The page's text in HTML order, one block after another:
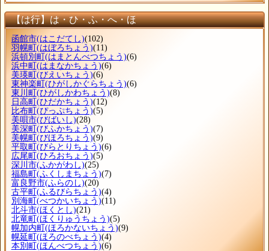
【は行】は・ひ・ふ・へ・ほ
函館市(はこだてし)(102)
羽幌町 (はぼろちょう)(11)
浜頓別町 (はまとんべつちょう)(6)
浜中町 (はまなかちょう)(6)
美瑛町 (びえいちょう)(6)
東神楽町 (ひがしかぐらちょう)(6)
東川町 (ひがしかわちょう)(8)
日高町 (ひだかちょう)(12)
比布町 (ぴっぷちょう)(5)
美唄市(びばいし)(28)
美深町 (びふかちょう)(7)
美幌町 (びほろちょう)(9)
平取町 (びらとりちょう)(6)
広尾町 (ひろおちょう)(5)
深川市(ふかがわし)(25)
福島町 (ふくしまちょう)(7)
富良野市(ふらのし)(20)
古平町 (ふるびらちょう)(4)
別海町 (べつかいちょう)(11)
北斗市(ほくとし)(21)
北竜町 (ほくりゅうちょう)(5)
幌加内町 (ほろかないちょう)(9)
幌延町 (ほろのべちょう)(4)
本別町 (ほんべつちょう)(6)